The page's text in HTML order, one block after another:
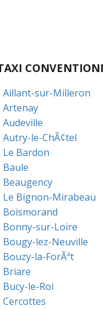
Aillant-sur-Milleron
Artenay
Audeville
Autry-le-ChÃ¢tel
Le Bardon
Baule
Beaugency
Le Bignon-Mirabeau
Boismorand
Bonny-sur-Loire
Bougy-lez-Neuville
Bouzy-la-ForÃªt
Briare
Bucy-le-Roi
Cercottes